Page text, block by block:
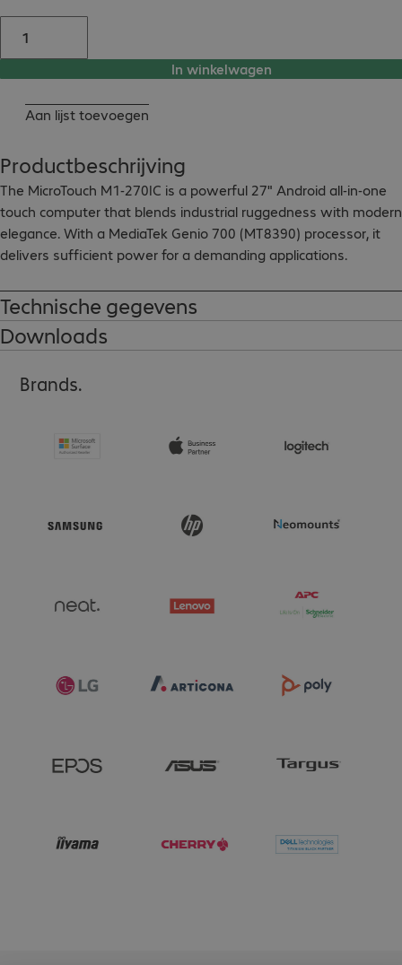
In winkelwagen
Aan lijst toevoegen
Productbeschrijving
The MicroTouch M1-270IC is a powerful 27" Android all-in-one
touch computer that blends industrial ruggedness with modern
elegance. With a MediaTek Genio 700 (MT8390) processor, it
delivers sufficient power for a demanding applications.
Its large Full HD 10-point capacitive touch display with anti-
and anti-fingerprint coating ensures a clear visual experience
wide viewing angles.
A full range of optional peripherals (sold separately) includes a
making this device ideal for kiosk, PoS and self-service
Technische gegevens
Downloads
Brands.